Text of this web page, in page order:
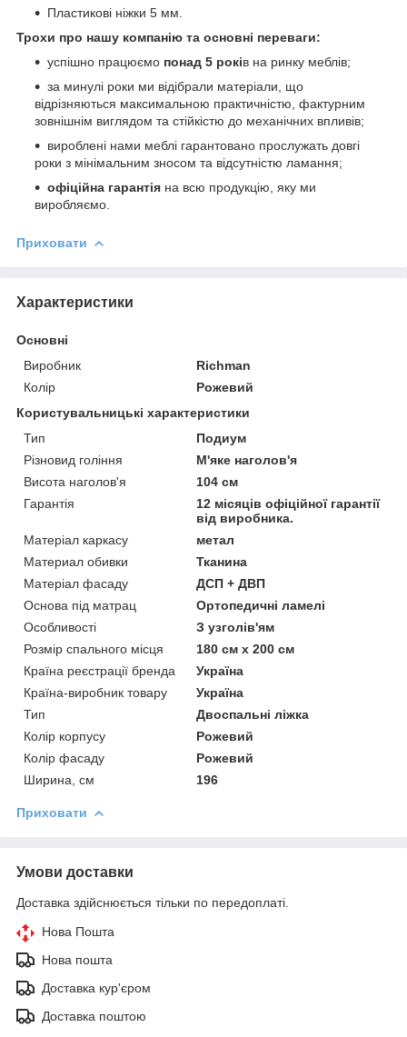
Пластикові ніжки 5 мм.
Трохи про нашу компанію та основні переваги:
успішно працюємо понад 5 років на ринку меблів;
за минулі роки ми відібрали матеріали, що
відрізняються максимальною практичністю, фактурним
зовнішнім виглядом та стійкістю до механічних впливів;
вироблені нами меблі гарантовано прослужать довгі
роки з мінімальним зносом та відсутністю ламання;
офіційна гарантія на всю продукцію, яку ми
виробляємо.
Приховати
Характеристики
Основні
Виробник
Richman
Колір
Рожевий
Користувальницькі характеристики
Тип
Подиум
Різновид гоління
М'яке наголов'я
Висота наголов'я
104 см
Гарантія
12 місяців офіційної гарантії
від виробника.
Матеріал каркасу
метал
Материал обивки
Тканина
Матеріал фасаду
ДСП + ДВП
Основа під матрац
Ортопедичні ламелі
Особливості
З узголів'ям
Розмір спального місця
180 см х 200 см
Країна реєстрації бренда
Україна
Країна-виробник товару
Україна
Тип
Двоспальні ліжка
Колір корпусу
Рожевий
Колір фасаду
Рожевий
Ширина, см
196
Приховати
Умови доставки
Доставка здійснюється тільки по передоплаті.
Нова Пошта
Нова пошта
Доставка кур'єром
Доставка поштою